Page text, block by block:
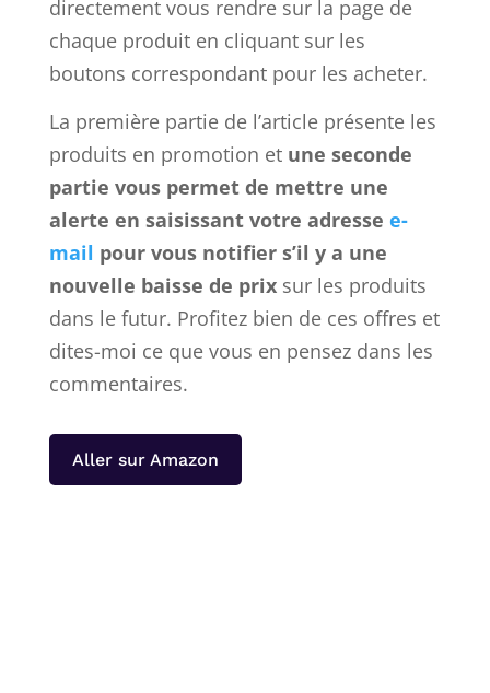
directement vous rendre sur la page de
chaque produit en cliquant sur les
boutons correspondant pour les acheter.
La première partie de l’article présente les
produits en promotion et une seconde
partie vous permet de mettre une
alerte en saisissant votre adresse e-
mail pour vous notifier s’il y a une
nouvelle baisse de prixsur les produits
dans le futur. Profitez bien de ces offres et
dites-moi ce que vous en pensez dans les
commentaires.
Aller sur Amazon